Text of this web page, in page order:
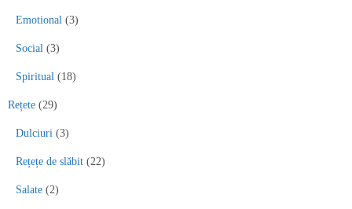
Emotional (3)
Social (3)
Spiritual (18)
Rețete (29)
Dulciuri (3)
Rețețe de slăbit (22)
Salate (2)